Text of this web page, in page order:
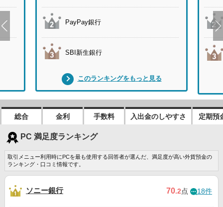
PayPay銀行
SBI新生銀行
このランキングをもっと見る
総合 金利 手数料 入出金のしやすさ 定期預
PC 満足度ランキング
取引メニュー利用時にPCを最も使用する回答者が選んだ、満足度が高い外貨預金の
ランキング・口コミ情報です。
ソニー銀行 70.2点 18件